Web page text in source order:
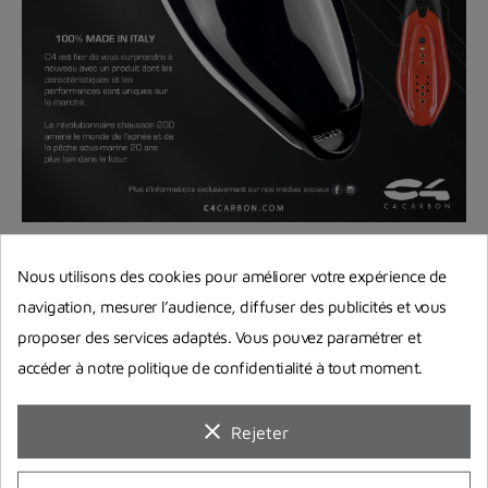
Nous utilisons des cookies pour améliorer votre expérience de
navigation, mesurer l’audience, diffuser des publicités et vous
proposer des services adaptés. Vous pouvez paramétrer et
accéder à notre politique de confidentialité à tout moment.
clear Rejeter